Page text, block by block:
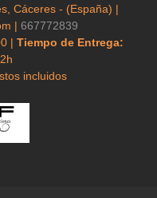
Cáceres - (España) |
| 667772839
| Tiempo de Entrega:
incluidos